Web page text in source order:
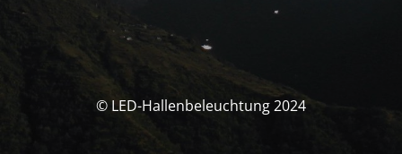
© LED-Hallenbeleuchtung 2024